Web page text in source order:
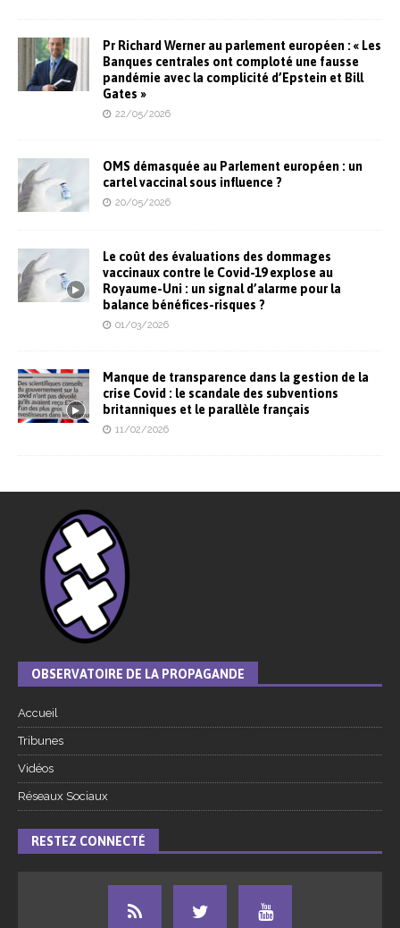
Pr Richard Werner au parlement européen : « Les
Banques centrales ont comploté une fausse
pandémie avec la complicité d’Epstein et Bill
Gates »
22/05/2026
OMS démasquée au Parlement européen : un
cartel vaccinal sous influence ?
20/05/2026
Le coût des évaluations des dommages
vaccinaux contre le Covid-19 explose au
Royaume-Uni : un signal d’alarme pour la
balance bénéfices-risques ?
01/03/2026
Manque de transparence dans la gestion de la
crise Covid : le scandale des subventions
britanniques et le parallèle français
11/02/2026
OBSERVATOIRE DE LA PROPAGANDE
Accueil
Tribunes
Vidéos
Réseaux Sociaux
RESTEZ CONNECTÉ